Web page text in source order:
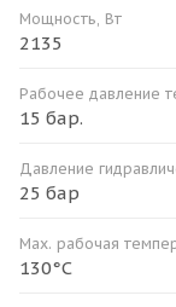
Мощность, Вт
2135
Рабочее давление
15 бар.
Давление
25 бар
Мax. рабочая
130°С